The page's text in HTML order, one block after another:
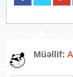
Müəllif: